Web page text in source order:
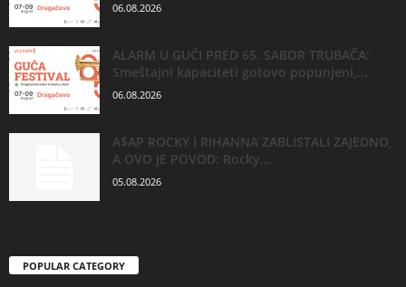
06.08.2026
ALARM U GUČI PRED 65. SABOR TRUBAČA:
Smeštajni kapaciteti gotovo popunjeni,...
06.08.2026
A$AP ROCKY I RIHANNA ZABLISTALI ZAJEDNO,
A OVO JE POVOD: Rocky...
05.08.2026
POPULAR CATEGORY